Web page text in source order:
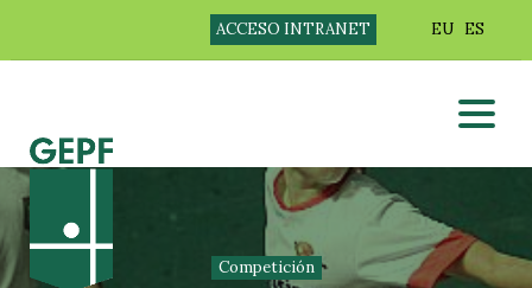
ACCESO INTRANET EU ES
Competición